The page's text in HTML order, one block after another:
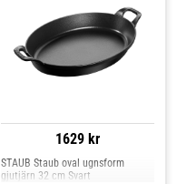
1629 kr
STAUB Staub oval ugnsform
gjutjärn 32 cm Svart